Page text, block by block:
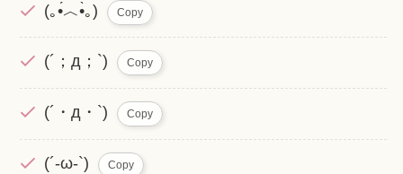
(｡•́︿•̀｡) Copy
(´；д；`) Copy
(´・д・`) Copy
(´-ω-`) Copy